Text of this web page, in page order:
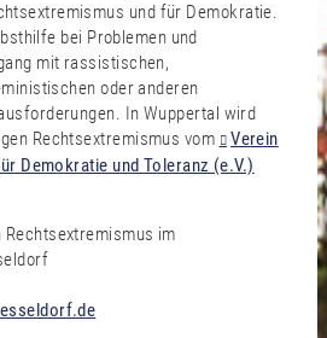
und für Demokratie.
bei Problemen und
mit rassistischen,
oder anderen
In Wuppertal wird
Rechtsextremismus vom
Verein
Demokratie und Toleranz (e.V.)
Rechtsextremismus im